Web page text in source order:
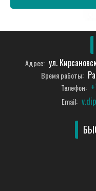
Адрес: ул.
Время работы:
Телефон:
Email: